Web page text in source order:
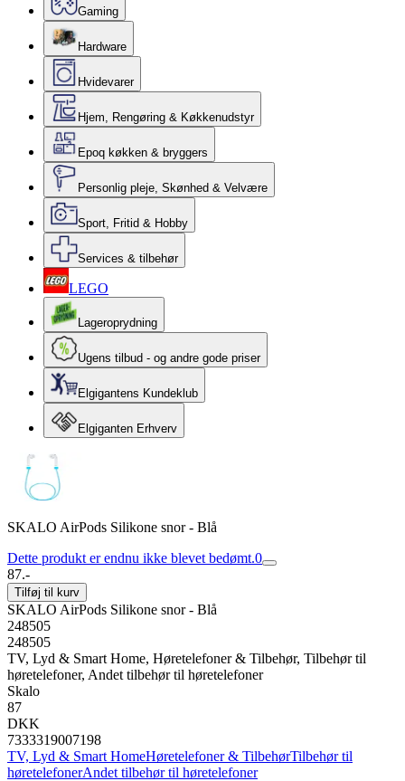
Gaming
Hardware
Hvidevarer
Hjem, Rengøring & Køkkenudstyr
Epoq køkken & bryggers
Personlig pleje, Skønhed & Velvære
Sport, Fritid & Hobby
Services & tilbehør
LEGO
Lageroprydning
Ugens tilbud - og andre gode priser
Elgigantens Kundeklub
Elgiganten Erhverv
SKALO AirPods Silikone snor - Blå
Dette produkt er endnu ikke blevet bedømt.0
87.-
Tilføj til kurv
SKALO AirPods Silikone snor - Blå
248505
248505
TV, Lyd & Smart Home, Høretelefoner & Tilbehør, Tilbehør til
høretelefoner, Andet tilbehør til høretelefoner
Skalo
87
DKK
7333319007198
TV, Lyd & Smart HomeHøretelefoner & TilbehørTilbehør til
høretelefonerAndet tilbehør til høretelefoner